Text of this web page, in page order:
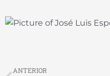
Prev
ANTERIOR